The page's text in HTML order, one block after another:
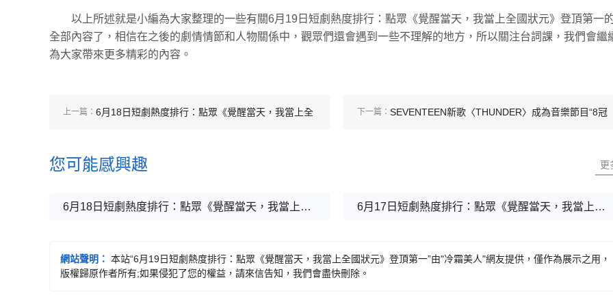
以上所述就是小編為大家整理的一些有關6月19日短劇熱度排行：點眾《覺醒當天，我當上全國狀元》登頂第一
全部內容了，相信在之後的劇情情節和人物關係中，觀眾們還會遇到一些不理解的地方，所以關注台詞課，我們會繼
為大家帶來更多精彩的內容。
上一篇： 6月18日短劇熱度排行：點眾《覺醒當天，我當上全 下一篇： SEVENTEEN新歌〈THUNDER〉成為音樂節目“8冠
您可能感興趣 更
6月18日短劇熱度排行：點眾《覺醒當天，我當上全國狀元》登頂第一 6月17日短劇熱度排行：點眾《覺醒當天，我當上全國狀元》登頂第一
網站聲明： 本站“6月19日短劇熱度排行：點眾《覺醒當天，我當上全國狀元》登頂第一”由"冷霜美人"網友提供，僅作為展示之用，
版權歸原作者所有;如果侵犯了您的權益，請來信告知，我們會盡快刪除。